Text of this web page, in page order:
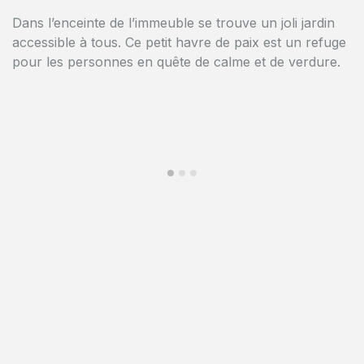
Dans l’enceinte de l’immeuble se trouve un joli jardin
accessible à tous. Ce petit havre de paix est un refuge
pour les personnes en quête de calme et de verdure.
vaisselle, etc.), salle de bain moderne…
Chaque habitation est finie avec soin et est équipée de
matériaux répondant aux dernières normes de qualité :